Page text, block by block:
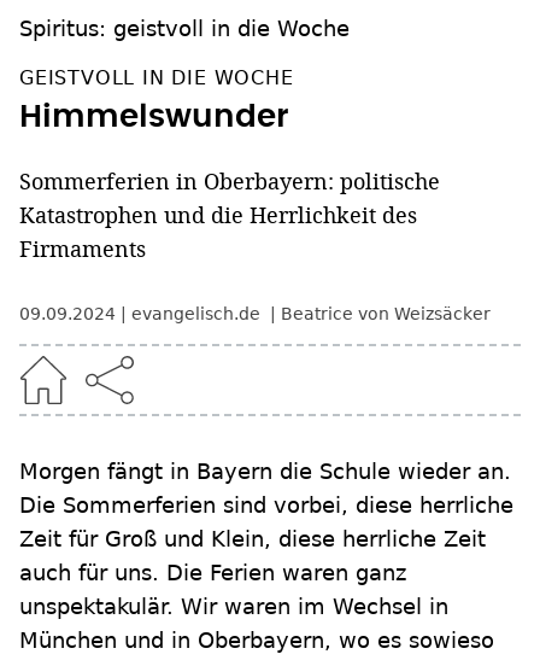
Spiritus: geistvoll in die Woche
GEISTVOLL IN DIE WOCHE
Himmelswunder
Sommerferien in Oberbayern: politische
Katastrophen und die Herrlichkeit des
Firmaments
09.09.2024 evangelisch.de Beatrice von Weizsäcker
Morgen fängt in Bayern die Schule wieder an.
Die Sommerferien sind vorbei, diese herrliche
Zeit für Groß und Klein, diese herrliche Zeit
auch für uns. Die Ferien waren ganz
unspektakulär. Wir waren im Wechsel in
München und in Oberbayern, wo es sowieso